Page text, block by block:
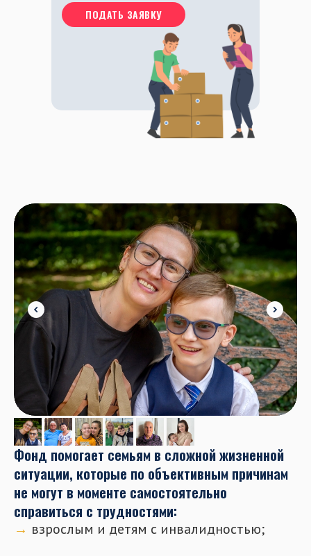
ПОДАТЬ ЗАЯВКУ
Фонд помогает семьям в сложной жизненной
ситуации, которые по объективным причинам
не могут в моменте самостоятельно
справиться с трудностями:
→ взрослым и детям с инвалидностью;